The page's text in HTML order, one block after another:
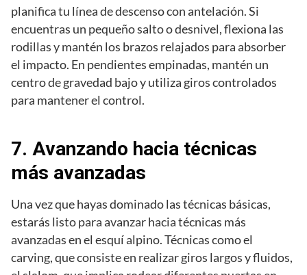
planifica tu línea de descenso con antelación. Si
encuentras un pequeño salto o desnivel, flexiona las
rodillas y mantén los brazos relajados para absorber
el impacto. En pendientes empinadas, mantén un
centro de gravedad bajo y utiliza giros controlados
para mantener el control.
7. Avanzando hacia técnicas
más avanzadas
Una vez que hayas dominado las técnicas básicas,
estarás listo para avanzar hacia técnicas más
avanzadas en el esquí alpino. Técnicas como el
carving, que consiste en realizar giros largos y fluidos,